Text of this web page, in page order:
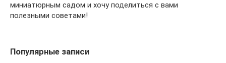
миниатюрным садом и хочу поделиться с вами
полезными советами!
Популярные записи